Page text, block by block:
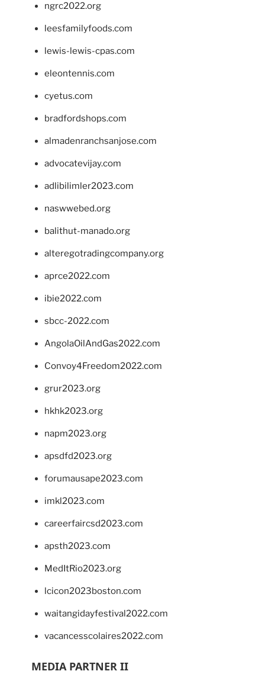
ngrc2022.org
leesfamilyfoods.com
lewis-lewis-cpas.com
eleontennis.com
cyetus.com
bradfordshops.com
almadenranchsanjose.com
advocatevijay.com
adlibilimler2023.com
naswwebed.org
balithut-manado.org
alteregotradingcompany.org
aprce2022.com
ibie2022.com
sbcc-2022.com
AngolaOilAndGas2022.com
Convoy4Freedom2022.com
grur2023.org
hkhk2023.org
napm2023.org
apsdfd2023.org
forumausape2023.com
imkl2023.com
careerfaircsd2023.com
apsth2023.com
MedItRio2023.org
lcicon2023boston.com
waitangidayfestival2022.com
vacancesscolaires2022.com
MEDIA PARTNER II